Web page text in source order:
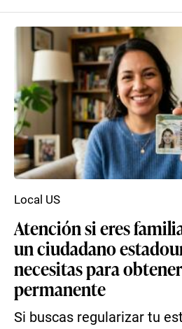
Atención si eres
un ciudadano
necesitas para
permanente
Si buscas regularizar tu
Local US